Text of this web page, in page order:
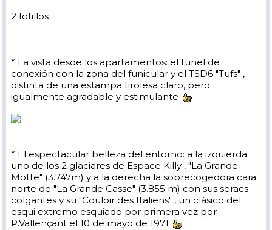
2 fotillos :
* La vista desde los apartamentos: el tunel de
conexión con la zona del funicular y el TSD6 "Tufs" ,
distinta de una estampa tirolesa claro, pero
igualmente agradable y estimulante
* El espectacular belleza del entorno: a la izquierda
uno de los 2 glaciares de Espace Killy , "La Grande
Motte" (3.747m) y a la derecha la sobrecogedora cara
norte de "La Grande Casse" (3.855 m) con sus seracs
colgantes y su "Couloir des Italiens" , un clásico del
esqui extremo esquiado por primera vez por
P.Vallençant el 10 de mayo de 1971